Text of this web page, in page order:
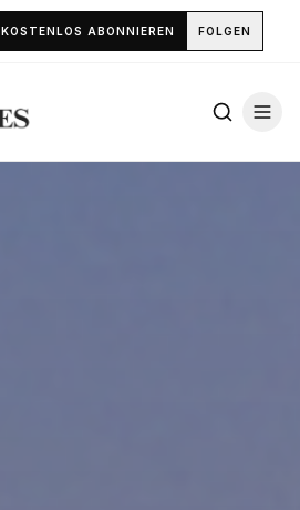
KOSTENLOS ABONNIEREN FOLGEN